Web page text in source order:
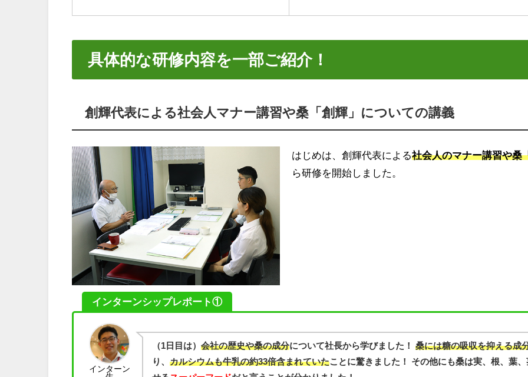
具体的な研修内容を一部ご紹介！
創輝代表による社会人マナー講習や桑「創輝」についての講義
はじめは、創輝代表による社会人のマナー講習や桑
ら研修を開始しました。
インターンシップレポート①
インターン
（1日目は） 会社の歴史や桑の成分について社長から学びました！ 桑には糖の吸収を抑える成
り、 カルシウムも牛乳の約33倍含まれていたことに驚きました！ その他にも桑は実、根、葉